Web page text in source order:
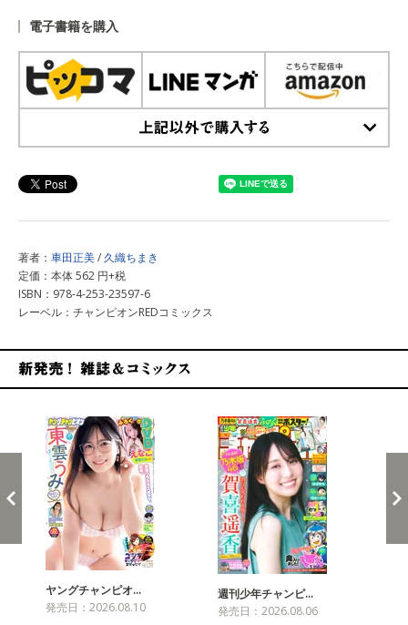
電子書籍を購入
著者： 車田正美/ 久織ちまき
定価：本体 562 円+税
ISBN：978-4-253-23597-6
レーベル：チャンピオンREDコミックス
ヤングチャンピオ…
発売日：2026.08.10
週刊少年チャンピ…
発売日：2026.08.06